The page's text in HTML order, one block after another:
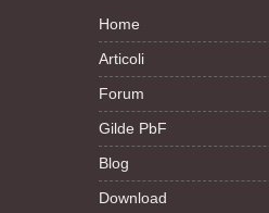
Home
Articoli
Forum
Gilde PbF
Blog
Download